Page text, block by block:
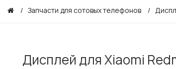
Запчасти для сотовых телефонов
Дисплей для Xiaomi